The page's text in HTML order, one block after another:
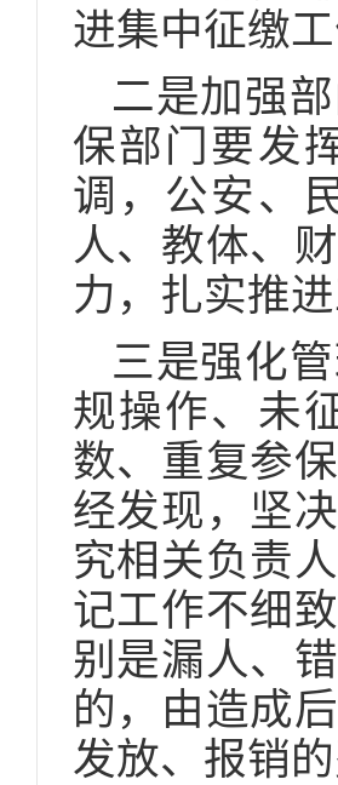
进集中征缴
二是加强
保部门要发
调，公安、
人、教体、
力，扎实推
三是强化
规操作、未
数、重复参
经发现，坚
究相关负责
记工作不细
别是漏人、
的，由造成
发放、报销的